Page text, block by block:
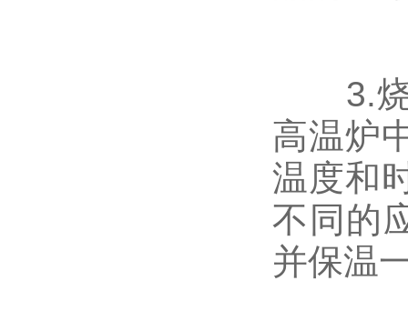
3.烧
高温炉
温度和
不同的
并保温